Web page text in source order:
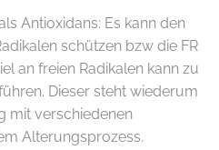
Antioxidans: Es kann den
schützen bzw die FR
an freien Radikalen kann zu
Dieser steht wiederum
mit verschiedenen
Alterungsprozess.